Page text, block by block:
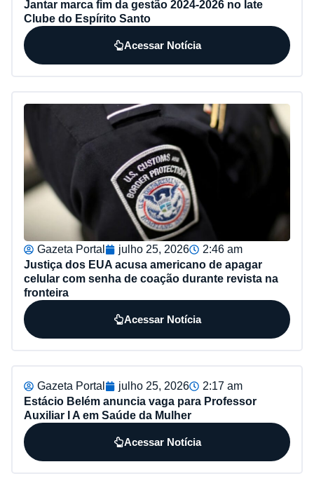
Jantar marca fim da gestão 2024-2026 no Iate
Clube do Espírito Santo
Acessar Notícia
Gazeta Portal julho 25, 2026
2:46 am
Justiça dos EUA acusa americano de apagar
celular com senha de coação durante revista na
fronteira
Acessar Notícia
Gazeta Portal julho 25, 2026
2:17 am
Estácio Belém anuncia vaga para Professor
Auxiliar I A em Saúde da Mulher
Acessar Notícia